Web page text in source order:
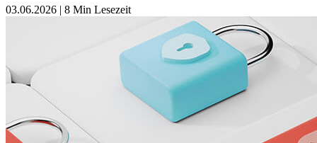
03.06.2026 | 8 Min Lesezeit